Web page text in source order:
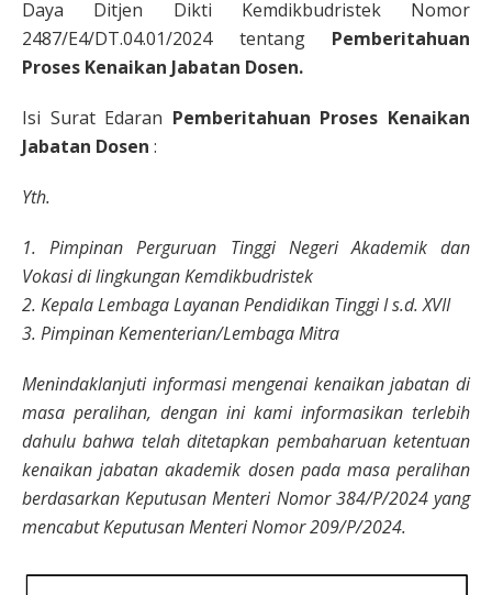
Daya Ditjen Dikti Kemdikbudristek Nomor
2487/E4/DT.04.01/2024 tentang Pemberitahuan
Proses Kenaikan Jabatan Dosen.
Isi Surat Edaran Pemberitahuan Proses Kenaikan
Jabatan Dosen :
Yth.
1. Pimpinan Perguruan Tinggi Negeri Akademik dan
Vokasi di lingkungan Kemdikbudristek
2. Kepala Lembaga Layanan Pendidikan Tinggi I s.d. XVII
3. Pimpinan Kementerian/Lembaga Mitra
Menindaklanjuti informasi mengenai kenaikan jabatan di
masa peralihan, dengan ini kami informasikan terlebih
dahulu bahwa telah ditetapkan pembaharuan ketentuan
kenaikan jabatan akademik dosen pada masa peralihan
berdasarkan Keputusan Menteri Nomor 384/P/2024 yang
mencabut Keputusan Menteri Nomor 209/P/2024.